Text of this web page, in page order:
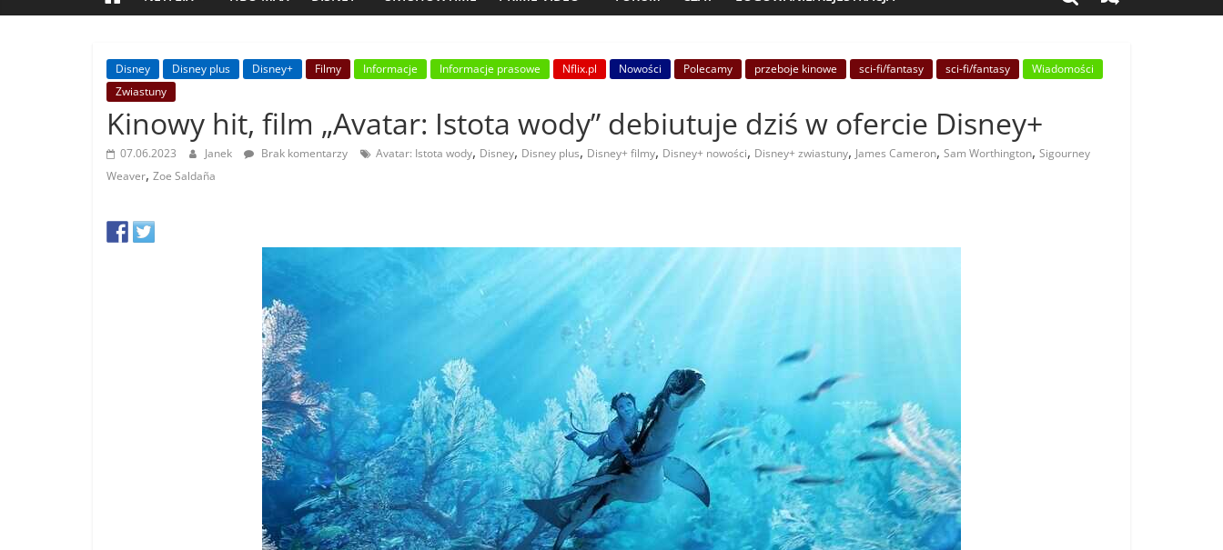
Disney Disney plus Disney+ Filmy Informacje Informacje prasowe Nflix.pl Nowości Polecamy przeboje kinowe sci-fi/fantasy sci-fi/fantasy
Wiadomości
Zwiastuny
Kinowy hit, film „Avatar: Istota wody” debiutuje dziś w ofercie Disney+
07.06.2023 Janek Brak komentarzy Avatar: Istota wody, Disney, Disney plus, Disney+ filmy, Disney+ nowości, Disney+ zwiastuny, James Cameron, Sam Worthington, Sigourney
Weaver, Zoe Saldaña